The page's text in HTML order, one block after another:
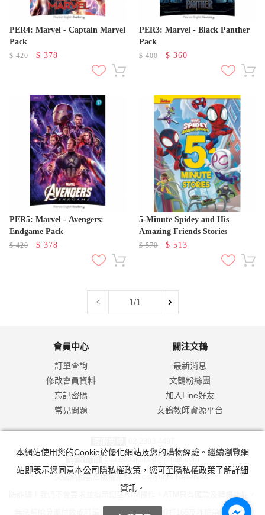
PER4: Marvel - Captain Marvel
Pack
$420 $ 378
PER3: Marvel - Black Panther
Pack
$400 $ 360
PER5: Marvel - Avengers:
Endgame Pack
$420 $ 378
5-Minute Spidey and His
Amazing Friends Stories
$570 $ 513
< 1/1
會員中心
訂單查詢
修改會員資料
忘記密碼
常見問題
關注文鶴
最新消息
文鶴粉絲團
加入Line好友
文鶴教師資源平台
客服信箱 cranebookshop@gmail.com
文鶴網路書店版權所有 © copyright Reserved.
防詐騙！我們不會要求並指示您至ATM操作。ATM只有匯款及轉帳功能，
無法解除分期付款或訂單錯誤問題。隨時可撥打165反詐騙諮詢專線。
本網站使用您的Cookie於優化網站及您的購物經驗。繼續瀏覽網
站即表示您同意本公司隱私權政策，您可至隱私權政策了解詳細
資訊。